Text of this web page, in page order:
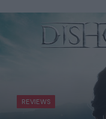
REVIEWS